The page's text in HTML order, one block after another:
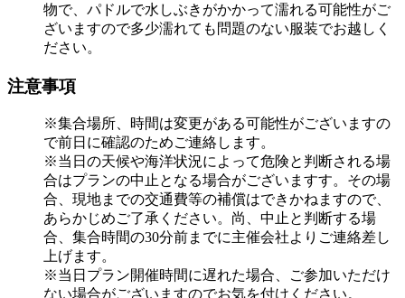
物で、パドルで水しぶきがかかって濡れる可能性がご
ざいますので多少濡れても問題のない服装でお越しく
ださい。
注意事項
※集合場所、時間は変更がある可能性がございますの
で前日に確認のためご連絡します。
※当日の天候や海洋状況によって危険と判断される場
合はプランの中止となる場合がございますす。その場
合、現地までの交通費等の補償はできかねますので、
あらかじめご了承ください。尚、中止と判断する場
合、集合時間の30分前までに主催会社よりご連絡差し
上げます。
※当日プラン開催時間に遅れた場合、ご参加いただけ
ない場合がございますのでお気を付けください。